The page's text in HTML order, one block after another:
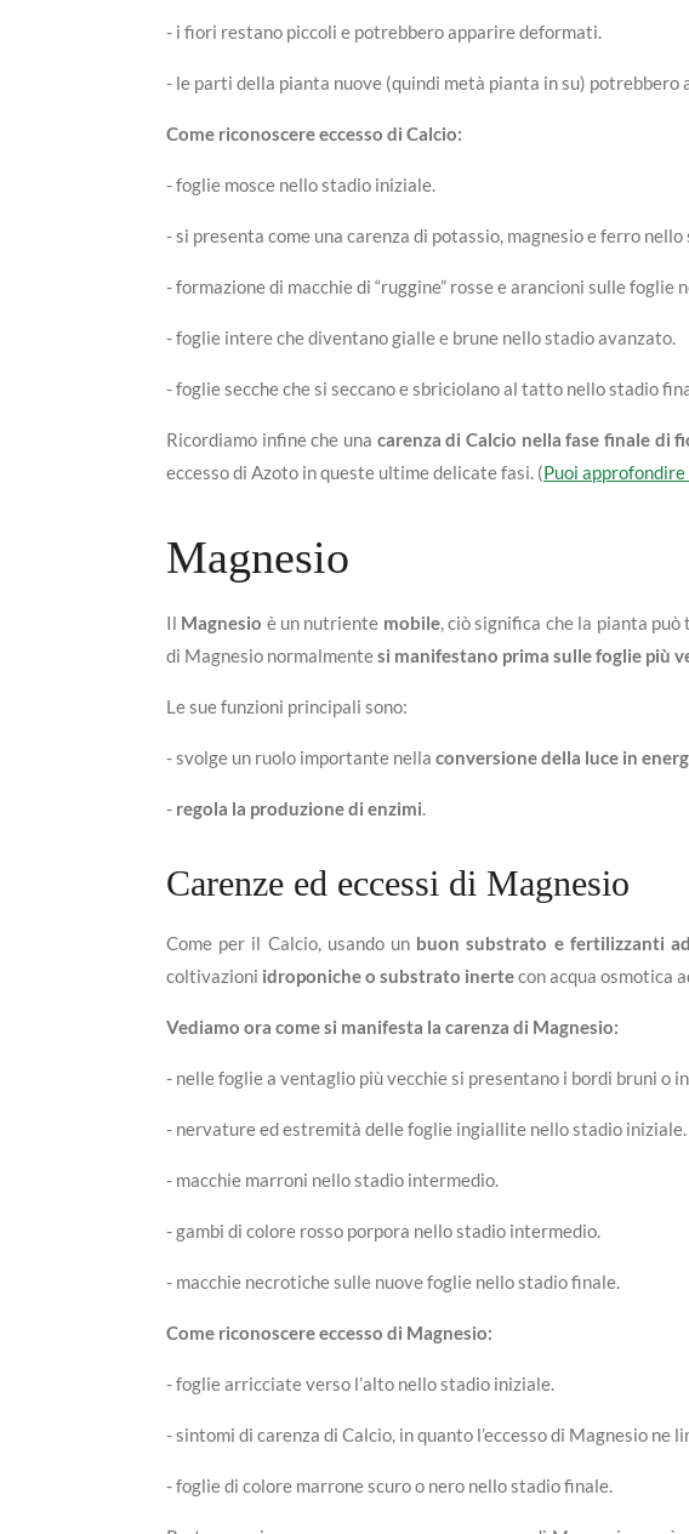
- i fiori restano piccoli e potrebbero apparire deformati.
- le parti della pianta nuove (quindi metà pianta in su)
Come riconoscere eccesso di Calcio:
- foglie mosce nello stadio iniziale.
- si presenta come una carenza di potassio, magnesio e ferro
- formazione di macchie di “ruggine” rosse e arancioni sulle foglie
- foglie intere che diventano gialle e brune nello stadio avanzato.
- foglie secche che si seccano e sbriciolano al tatto nello stadio
Ricordiamo infine che una carenza di Calcio nella fase finale di
eccesso di Azoto in queste ultime delicate fasi. (Puoi approfondire
Magnesio
Il Magnesio è un nutriente mobile, ciò significa che la pianta
di Magnesio normalmentesi manifestano prima sulle foglie più
Le sue funzioni principali sono:
- svolge un ruolo importante nella conversione della luce in
- regola la produzione di enzimi.
Carenze ed eccessi di Magnesio
Come per il Calcio, usando un buon substrato e fertilizzanti
coltivazioni idroponiche o substrato inertecon acqua osmotica
Vediamo ora come si manifesta la carenza di Magnesio:
- nelle foglie a ventaglio più vecchie si presentano i bordi bruni o
- nervature ed estremità delle foglie ingiallite nello stadio iniziale.
- macchie marroni nello stadio intermedio.
- gambi di colore rosso porpora nello stadio intermedio.
- macchie necrotiche sulle nuove foglie nello stadio finale.
Come riconoscere eccesso di Magnesio:
- foglie arricciate verso l’alto nello stadio iniziale.
- sintomi di carenza di Calcio, in quanto l’eccesso di Magnesio ne
- foglie di colore marrone scuro o nero nello stadio finale.